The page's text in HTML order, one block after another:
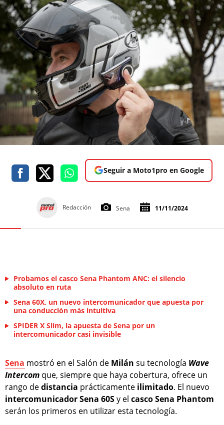
Seguir a Moto1pro en Google
Redacción Sena 11/11/2024
Probamos el casco Sena Phantom ANC: el silencio
absoluto en ruta
Sena 60X, un nuevo intercomunicador que apuesta por
una conducción más intuitiva
SPIDER X Slim, la apuesta de Sena por un
intercomunicador casi invisible
Sena mostró en el Salón de Milán su tecnología Wave
Intercom que, siempre que haya cobertura, ofrece un
rango dedistancia prácticamente ilimitado. El nuevo
intercomunicadorSena 60Sy el cascoSena Phantom
serán los primeros en utilizar esta tecnología.